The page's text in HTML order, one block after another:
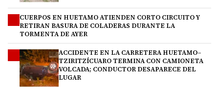
CUERPOS EN HUETAMO ATIENDEN CORTO CIRCUITO Y
RETIRAN BASURA DE COLADERAS DURANTE LA
TORMENTA DE AYER
ACCIDENTE EN LA CARRETERA HUETAMO–
TZIRITZÍCUARO TERMINA CON CAMIONETA
VOLCADA; CONDUCTOR DESAPARECE DEL
LUGAR